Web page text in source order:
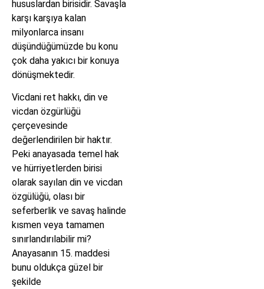
hususlardan birisidir. Savaşla
karşı karşıya kalan
milyonlarca insanı
düşündüğümüzde bu konu
çok daha yakıcı bir konuya
dönüşmektedir.
Vicdani ret hakkı, din ve
vicdan özgürlüğü
çerçevesinde
değerlendirilen bir haktır.
Peki anayasada temel hak
ve hürriyetlerden birisi
olarak sayılan din ve vicdan
özgülüğü, olası bir
seferberlik ve savaş halinde
kısmen veya tamamen
sınırlandırılabilir mi?
Anayasanın 15. maddesi
bunu oldukça güzel bir
şekilde